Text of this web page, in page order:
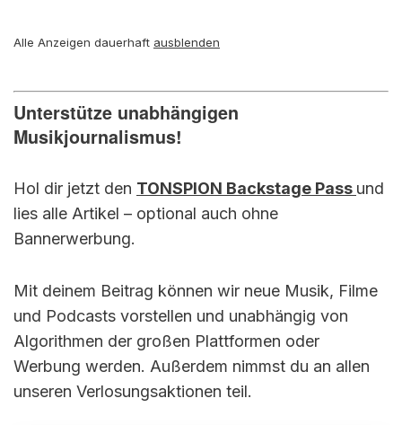
Alle Anzeigen dauerhaft ausblenden
Unterstütze unabhängigen
Musikjournalismus!
Hol dir jetzt den TONSPION Backstage Pass und
lies alle Artikel – optional auch ohne
Bannerwerbung.
Mit deinem Beitrag können wir neue Musik, Filme
und Podcasts vorstellen und unabhängig von
Algorithmen der großen Plattformen oder
Werbung werden. Außerdem nimmst du an allen
unseren Verlosungsaktionen teil.